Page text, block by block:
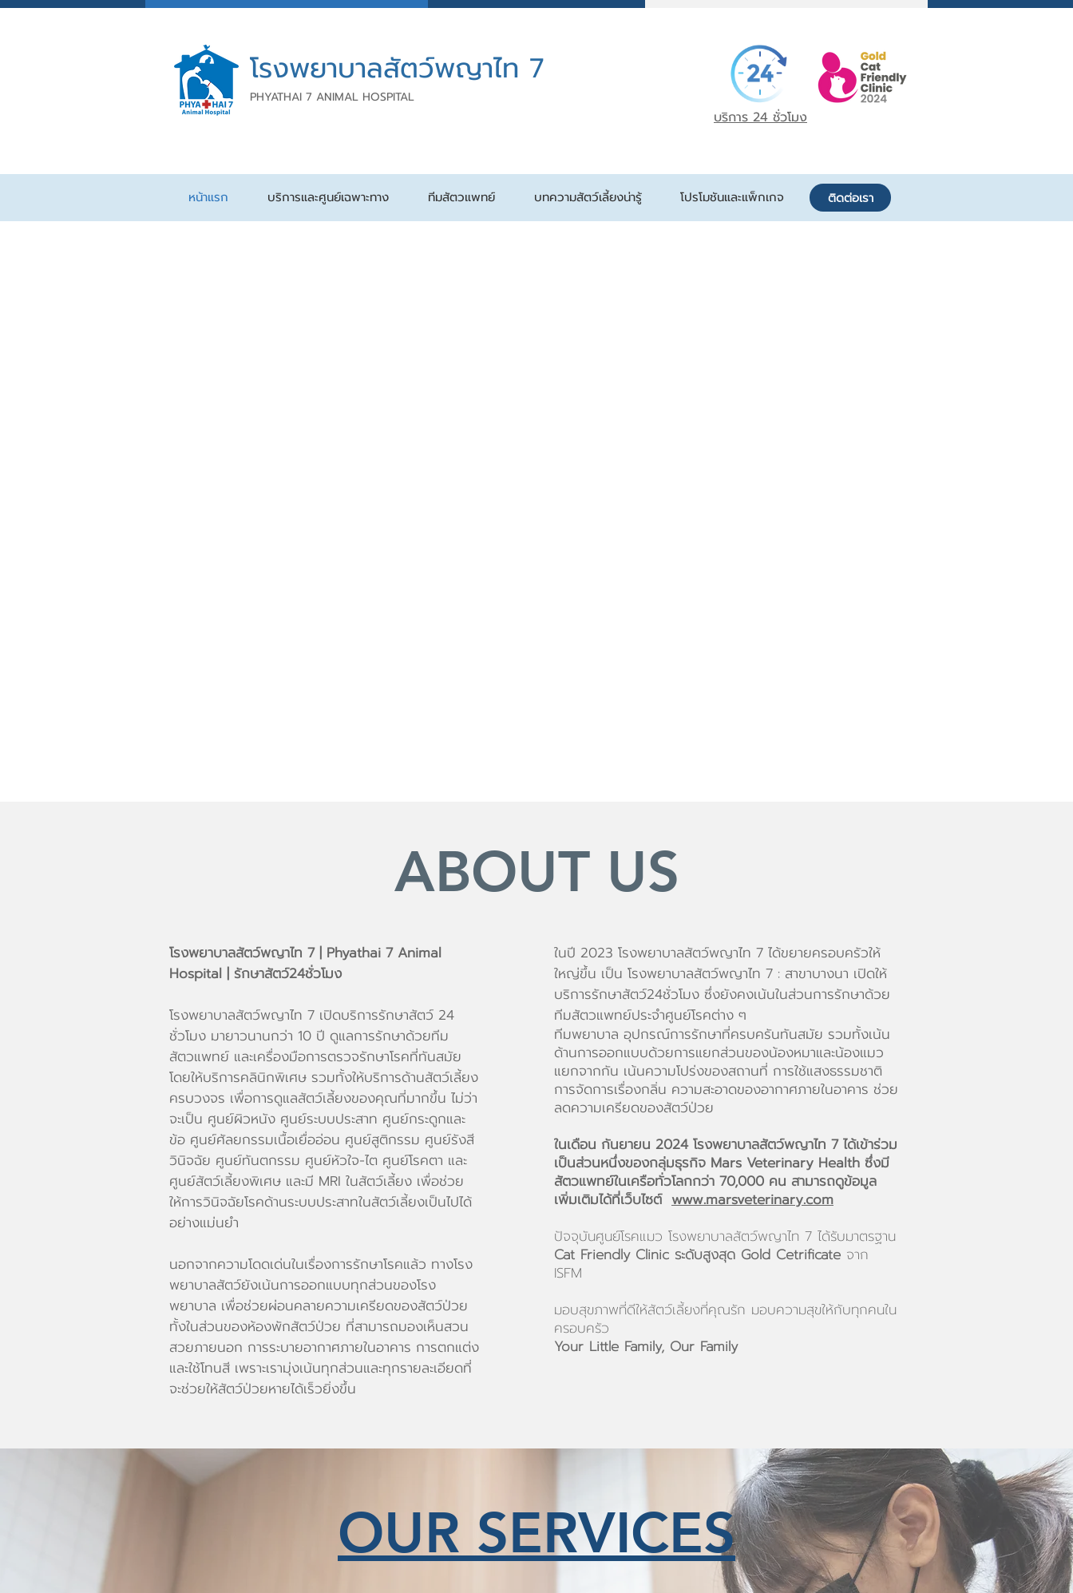
โรงพยาบาลสัตว์พญาไท 7
PHYATHAI 7 ANIMAL HOSPITAL
บริการ 24 ชั่วโมง
หน้าแรก บริการและศูนย์เฉพาะทาง ทีมสัตวแพทย์ บทความสัตว์เลี้ยงน่ารู้ โปรโมชันและแพ็กเกจ ติดต่อเรา
ABOUT US
โรงพยาบาลสัตว์พญาไท 7 | Phyathai 7 Animal
Hospital | รักษาสัตว์24ชั่วโมง
โรงพยาบาลสัตว์พญาไท 7 เปิดบริการรักษาสัตว์ 24
ชั่วโมง มายาวนานกว่า 10 ปี ดูแลการรักษาด้วยทีม
สัตวแพทย์ และเครื่องมือการตรวจรักษาโรคที่ทันสมัย
โดยให้บริการคลินิกพิเศษ รวมทั้งให้บริการด้านสัตว์เลี้ยง
ครบวงจร เพื่อการดูแลสัตว์เลี้ยงของคุณที่มากขึ้น ไม่ว่า
จะเป็น ศูนย์ผิวหนัง ศูนย์ระบบประสาท ศูนย์กระดูกและ
ข้อ ศูนย์ศัลยกรรมเนื้อเยื่ออ่อน ศูนย์สูติกรรม ศูนย์รังสี
วินิจฉัย ศูนย์ทันตกรรม ศูนย์หัวใจ-ไต ศูนย์โรคตา และ
ศูนย์สัตว์เลี้ยงพิเศษ และมี MRI ในสัตว์เลี้ยง เพื่อช่วย
ให้การวินิจฉัยโรคด้านระบบประสาทในสัตว์เลี้ยงเป็นไปได้
อย่างแม่นยำ
นอกจากความโดดเด่นในเรื่องการรักษาโรคแล้ว ทางโรง
พยาบาลสัตว์ยังเน้นการออกแบบทุกส่วนของโรง
พยาบาล เพื่อช่วยผ่อนคลายความเครียดของสัตว์ป่วย
ทั้งในส่วนของห้องพักสัตว์ป่วย ที่สามารถมองเห็นสวน
สวยภายนอก การระบายอากาศภายในอาคาร การตกแต่ง
และใช้โทนสี เพราะเรามุ่งเน้นทุกส่วนและทุกรายละเอียดที่
จะช่วยให้สัตว์ป่วยหายได้เร็วยิ่งขึ้น
ในปี 2023 โรงพยาบาลสัตว์พญาไท 7 ได้ขยายครอบครัวให้
ใหญ่ขึ้น เป็น โรงพยาบาลสัตว์พญาไท 7 : สาขาบางนา เปิดให้
บริการรักษาสัตว์24ชั่วโมง ซึ่งยังคงเน้นในส่วนการรักษาด้วย
ทีมสัตวแพทย์ประจำศูนย์โรคต่าง ๆ
ทีมพยาบาล อุปกรณ์การรักษาที่ครบครันทันสมัย รวมทั้งเน้น
ด้านการออกแบบด้วยการแยกส่วนของน้องหมาและน้องแมว
แยกจากกัน เน้นความโปร่งของสถานที่ การใช้แสงธรรมชาติ
การจัดการเรื่องกลิ่น ความสะอาดของอากาศภายในอาคาร ช่วย
ลดความเครียดของสัตว์ป่วย
ในเดือน กันยายน 2024 โรงพยาบาลสัตว์พญาไท 7 ได้เข้าร่วม
เป็นส่วนหนึ่งของกลุ่มธุรกิจ Mars Veterinary Health ซึ่งมี
สัตวแพทย์ในเครือทั่วโลกกว่า 70,000 คน สามารถดูข้อมูล
เพิ่มเติมได้ที่เว็บไซต์ www.marsveterinary.com
ปัจจุบันศูนย์โรคแมว โรงพยาบาลสัตว์พญาไท 7 ได้รับมาตรฐาน
Cat Friendly Clinic ระดับสูงสุด Gold Cetrificate จาก
ISFM
มอบสุขภาพที่ดีให้สัตว์เลี้ยงที่คุณรัก มอบความสุขให้กับทุกคนใน
ครอบครัว
Your Little Family, Our Family
OUR SERVICES